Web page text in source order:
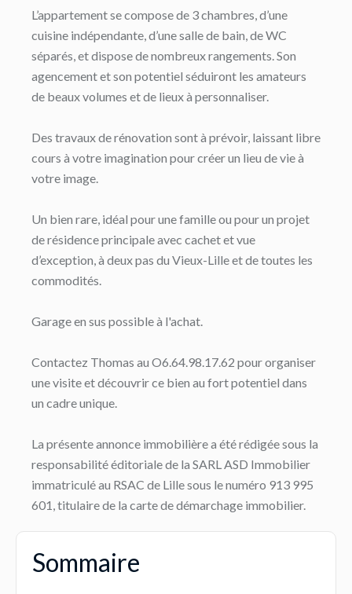
L’appartement se compose de 3 chambres, d’une
cuisine indépendante, d’une salle de bain, de WC
séparés, et dispose de nombreux rangements. Son
agencement et son potentiel séduiront les amateurs
de beaux volumes et de lieux à personnaliser.
Des travaux de rénovation sont à prévoir, laissant libre
cours à votre imagination pour créer un lieu de vie à
votre image.
Un bien rare, idéal pour une famille ou pour un projet
de résidence principale avec cachet et vue
d’exception, à deux pas du Vieux-Lille et de toutes les
commodités.
Garage en sus possible à l'achat.
Contactez Thomas au O6.64.98.17.62 pour organiser
une visite et découvrir ce bien au fort potentiel dans
un cadre unique.
La présente annonce immobilière a été rédigée sous la
responsabilité éditoriale de la SARL ASD Immobilier
immatriculé au RSAC de Lille sous le numéro 913 995
601, titulaire de la carte de démarchage immobilier.
Sommaire